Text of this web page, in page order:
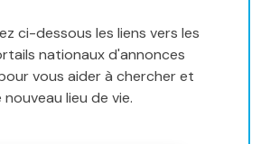
ci-dessous les liens vers les
nationaux d'annonces
vous aider à chercher et
lieu de vie.